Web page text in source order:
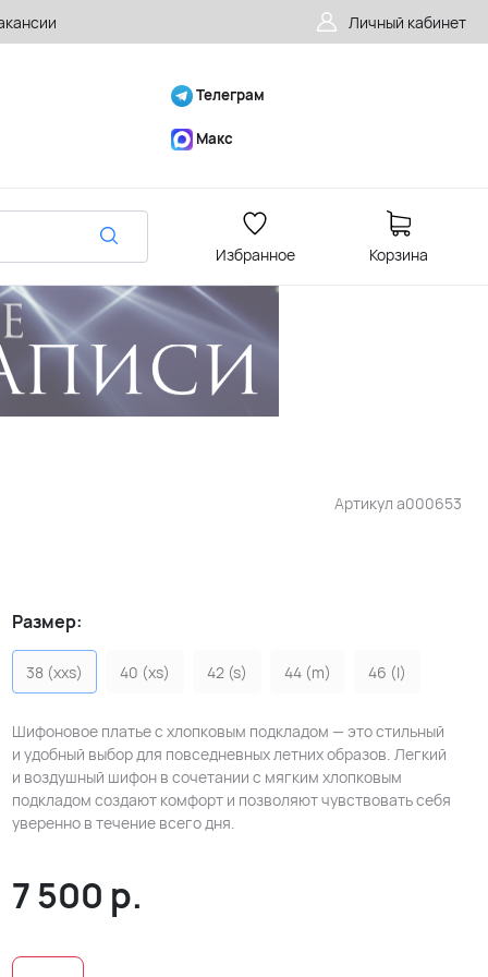
Личный кабинет
Телеграм
Макс
Избранное Корзина
Артикул a000653
Размер:
38 (xxs) 40 (xs) 42 (s) 44 (m) 46 (l)
Шифоновое платье с хлопковым подкладом — это стильный
и удобный выбор для повседневных летних образов. Легкий
и воздушный шифон в сочетании с мягким хлопковым
подкладом создают комфорт и позволяют чувствовать себя
уверенно в течение всего дня.
7 500 р.